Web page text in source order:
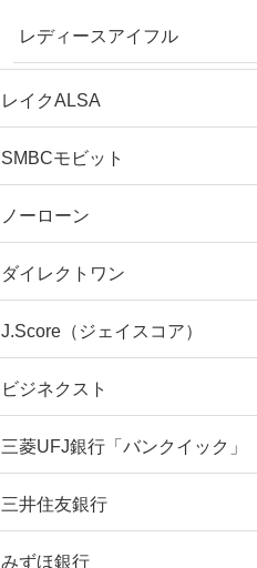
レディースアイフル
レイクALSA
SMBCモビット
ノーローン
ダイレクトワン
J.Score（ジェイスコア）
ビジネクスト
三菱UFJ銀行「バンクイック」
三井住友銀行
みずほ銀行